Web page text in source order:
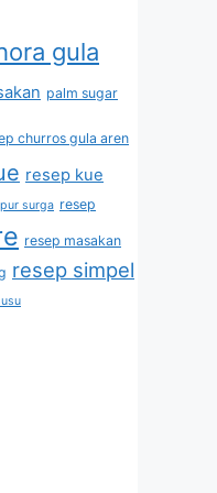
gula
palm sugar
churros gula aren
resep kue
surga resep
resep masakan
resep simpel